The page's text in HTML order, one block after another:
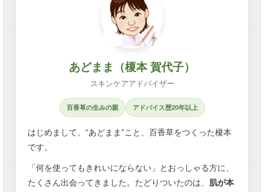
あどまま（榎本 賀代子）
スキンケアアドバイザー
百香草の生みの親 アドバイス歴20年以上
はじめまして。“あどまま”こと、百香草をつくった榎本
です。
「何を使ってもきれいにならない」とおっしゃる方に、
たくさん出会ってきました。たどりついたのは、 肌が本